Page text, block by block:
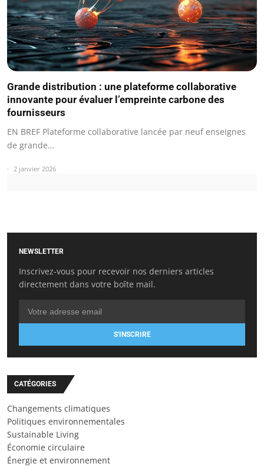
Grande distribution : une plateforme collaborative
innovante pour évaluer l’empreinte carbone des
fournisseurs
EN BREF Plateforme collaborative lancée par neuf enseignes
de grande…
2 janvier 2026
NEWSLETTER
Inscrivez-vous pour recevoir nos derniers articles
directement dans votre boîte mail.
S'INSCRIRE
CATÉGORIES
Changements climatiques
Politiques environnementales
Sustainable Living
Économie circulaire
Énergie et environnement